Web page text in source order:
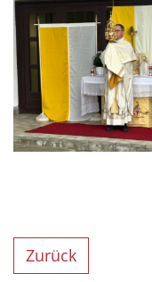
Zurück